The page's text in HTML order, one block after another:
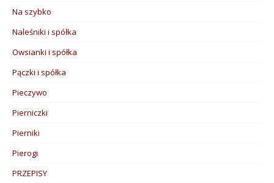
Na szybko
Naleśniki i spółka
Owsianki i spółka
Pączki i spółka
Pieczywo
Pierniczki
Pierniki
Pierogi
PRZEPISY